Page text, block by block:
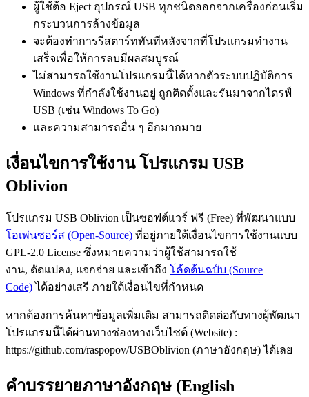
ผู้ใช้ต้อ Eject อุปกรณ์ USB ทุกชนิดออกจากเครื่องก่อนเริ่ม
กระบวนการล้างข้อมูล
จะต้องทำการรีสตาร์ททันทีหลังจากที่โปรแกรมทำงาน
เสร็จเพื่อให้การลบมีผลสมบูรณ์
ไม่สามารถใช้งานโปรแกรมนี้ได้หากตัวระบบปฏิบัติการ
Windows ที่กำลังใช้งานอยู่ ถูกติดตั้งและรันมาจากไดรฟ์
USB (เช่น Windows To Go)
และความสามารถอื่น ๆ อีกมากมาย
เงื่อนไขการใช้งาน โปรแกรม USB
Oblivion
โปรแกรม USB Oblivion เป็นซอฟต์แวร์ ฟรี (Free) ที่พัฒนาแบบ
โอเพ่นซอร์ส (Open-Source) ที่อยู่ภายใต้เงื่อนไขการใช้งานแบบ
GPL-2.0 License ซึ่งหมายความว่าผู้ใช้สามารถใช้
งาน, ดัดแปลง, แจกจ่าย และเข้าถึง โค้ดต้นฉบับ (Source
Code)ได้อย่างเสรี ภายใต้เงื่อนไขที่กำหนด
หากต้องการค้นหาข้อมูลเพิ่มเติม สามารถติดต่อกับทางผู้พัฒนา
โปรแกรมนี้ได้ผ่านทางช่องทางเว็บไซต์ (Website) :
https://github.com/raspopov/USBOblivion (ภาษาอังกฤษ) ได้เลย
คำบรรยายภาษาอังกฤษ (English